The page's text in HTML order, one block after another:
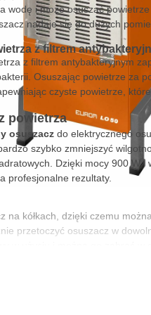
wodę i może osuszać
nadaje się do dużych
z filtrem
z filtrem antybakteryjnym
Osuszając powietrze za
czyste powietrze,
powietrza
osuszacz do elektrycznego
szybko zmniejszyć
Dzięki mocy 900 W i
profesjonalne rezultaty.
na kółkach, dzięki czemu
przetoczyć osuszacz w